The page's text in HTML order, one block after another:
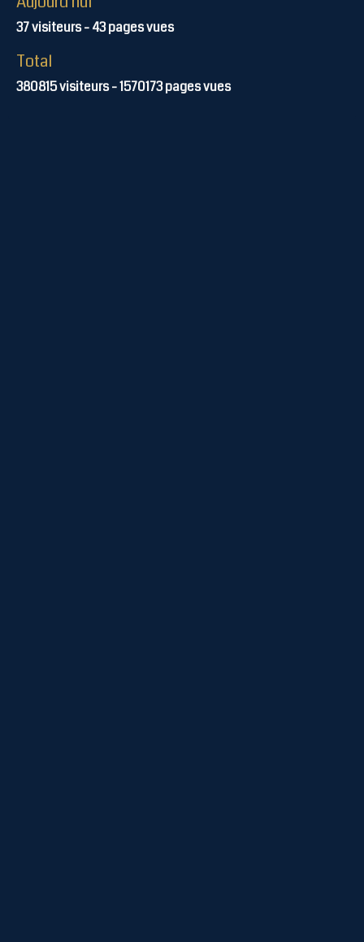
37visiteurs -43pages vues
Total
380815visiteurs -1570173pages vues